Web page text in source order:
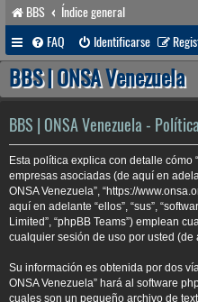
BBS
Índice general
FAQ
Identificarse
BBS | ONSA Venezuela
BBS | ONSA Venezuela -
Esta política explica con detalle cómo
empresas asociadas (de aquí en
ONSA Venezuela”, “https://
aquí en adelante “ellos”, “sus”,
Limited”, “phpBB Teams”) emplean
cualquier sesión de uso por usted (de
Su información es obtenida por dos
ONSA Venezuela” hará al software
cuales son un pequeño archivo de